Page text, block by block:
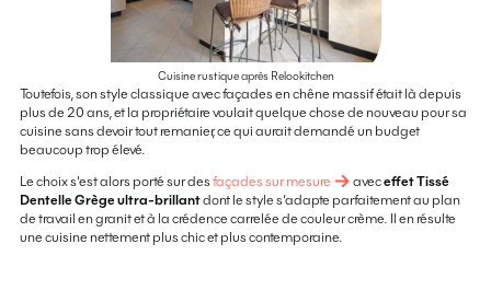
Cuisine rustique après Relookitchen
Toutefois, son style classique avec façades en chêne massif était là depuis
plus de 20 ans, et la propriétaire voulait quelque chose de nouveau pour sa
cuisine sans devoir tout remanier, ce qui aurait demandé un budget
beaucoup trop élevé.
Le choix s’est alors porté sur des façades sur mesure aveceffet Tissé
Dentelle Grège ultra-brillantdont le style s’adapte parfaitement au plan
de travail en granit et à la crédence carrelée de couleur crème. Il en résulte
une cuisine nettement plus chic et plus contemporaine.